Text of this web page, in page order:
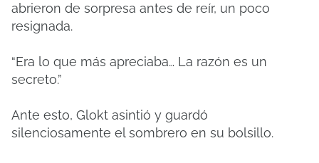
abrieron de sorpresa antes de reír, un poco
resignada.
“Era lo que más apreciaba… La razón es un
secreto.”
Ante esto, Glokt asintió y guardó
silenciosamente el sombrero en su bolsillo.